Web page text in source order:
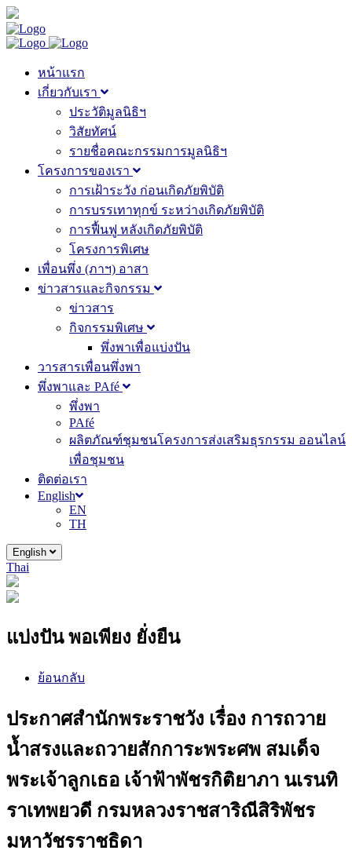
หน้าแรก
เกี่ยวกับเรา
ประวัติมูลนิธิฯ
วิสัยทัศน์
รายชื่อคณะกรรมการมูลนิธิฯ
โครงการของเรา
การเฝ้าระวัง ก่อนเกิดภัยพิบัติ
การบรรเทาทุกข์ ระหว่างเกิดภัยพิบัติ
การฟื้นฟู หลังเกิดภัยพิบัติ
โครงการพิเศษ
เพื่อนพึ่ง (ภาฯ) อาสา
ข่าวสารและกิจกรรม
ข่าวสาร
กิจกรรมพิเศษ
พึ่งพาเพื่อแบ่งปัน
วารสารเพื่อนพึ่งพา
พึ่งพาและ PAfé
พึ่งพา
PAfé
ผลิตภัณฑ์ชุมชนโครงการส่งเสริมธุรกรรม ออนไลน์
เพื่อชุมชน
ติดต่อเรา
English
EN
TH
English
Thai
แบ่งปัน พอเพียง ยั่งยืน
ย้อนกลับ
ประกาศสำนักพระราชวัง เรื่อง การถวาย
น้ำสรงและถวายสักการะพระศพ สมเด็จ
พระเจ้าลูกเธอ เจ้าฟ้าพัชรกิติยาภา นเรนทิ
ราเทพยวดี กรมหลวงราชสาริณีสิริพัชร
มหาวัชรราชธิดา